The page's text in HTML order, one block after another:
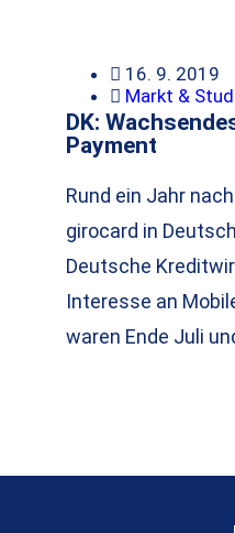
16. 9. 2019
Markt &
DK:
Payment
Rund ein Jahr
girocard in
Deutsche
Interesse an
waren Ende Juli